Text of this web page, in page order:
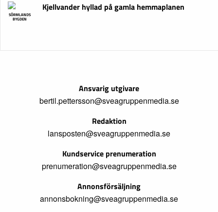
SÖRMLANDS
BYGDEN
Kjellvander hyllad på gamla hemmaplanen
Ansvarig utgivare
bertil.pettersson@sveagruppenmedia.se
Redaktion
lansposten@sveagruppenmedia.se
Kundservice prenumeration
prenumeration@sveagruppenmedia.se
Annonsförsäljning
annonsbokning@sveagruppenmedia.se